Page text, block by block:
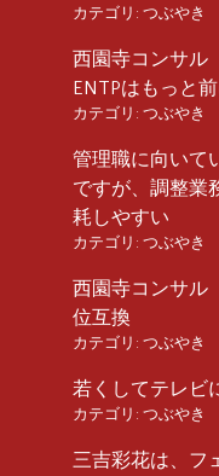
カテゴリ: つぶやき
西園寺コンサル
ENTPはもっと
カテゴリ: つぶやき
管理職に向いて
ですが、調整業
耗しやすい
カテゴリ: つぶやき
西園寺コンサル
位互換
カテゴリ: つぶやき
若くしてテレビ
カテゴリ: つぶやき
三吉彩花は、フ